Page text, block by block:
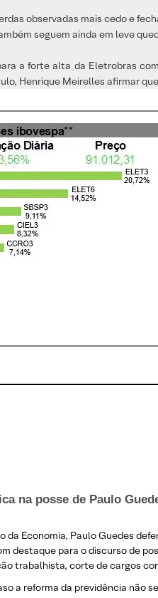
observadas mais cedo e
seguem ainda em leve
a forte alta da Eletrobras
Henrique Meirelles afirmar
na posse de Paulo
da Economia, Paulo Guedes
destaque para o discurso de
trabalhista, corte de cargos
a reforma da previdência não